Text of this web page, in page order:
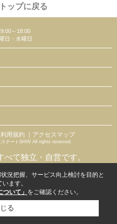
ップに戻る
～18:00
日・水曜日
利用規約 ｜アクセスマップ
テートSHIN All rights reserved.
て独立・自営です。
況把握、サービス向上検討を目的と
ます。
ついて」 をご確認ください。
る